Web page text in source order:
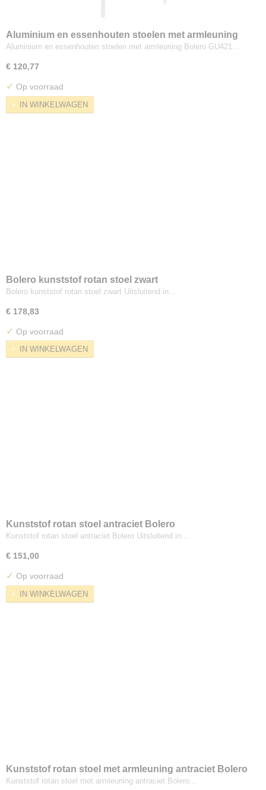
Aluminium en essenhouten stoelen met armleuning
Bolero
Aluminium en essenhouten stoelen met armleuning Bolero GU421…
€ 120,77
✓ Op voorraad
IN WINKELWAGEN
Bolero kunststof rotan stoel zwart
Bolero kunststof rotan stoel zwart Uitsluitend in…
€ 178,83
✓ Op voorraad
IN WINKELWAGEN
Kunststof rotan stoel antraciet Bolero
Kunststof rotan stoel antraciet Bolero Uitsluitend in…
€ 151,00
✓ Op voorraad
IN WINKELWAGEN
Kunststof rotan stoel met armleuning antraciet Bolero
Kunststof rotan stoel met armleuning antraciet Bolero…